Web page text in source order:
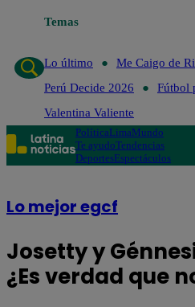
Temas
Lo último
Me Caigo de
Perú Decide 2026
Fútbol
Valentina Valiente
PolíticaLimaMundo
Te ayudoTendencias
DeportesEspectáculos
Lo mejor egcf
Josetty y
¿Es verdad que